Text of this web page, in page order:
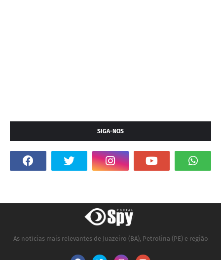
SIGA-NOS
As notícias mais relevantes de Juazeiro (BA), Petrolina (PE) e região